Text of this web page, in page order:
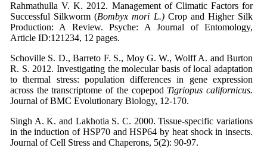
Rahmathulla V. K. 2012. Management of Climatic Factors for
Successful Silkworm (Bombyx mori L.) Crop and Higher Silk
Production: A Review. Psyche: A Journal of Entomology,
Article ID:121234, 12 pages.
Schoville S. D., Barreto F. S., Moy G. W., Wolff A. and Burton
R. S. 2012. Investigating the molecular basis of local adaptation
to thermal stress: population differences in gene expression
across the transcriptome of the copepod Tigriopus californicus.
Journal of BMC Evolutionary Biology, 12-170.
Singh A. K. and Lakhotia S. C. 2000. Tissue-specific variations
in the induction of HSP70 and HSP64 by heat shock in insects.
Journal of Cell Stress and Chaperons, 5(2): 90-97.